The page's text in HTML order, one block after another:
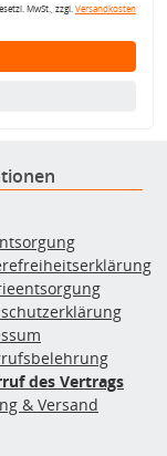
MwSt., zzgl.Versandkosten
des Vertrags
& Versand